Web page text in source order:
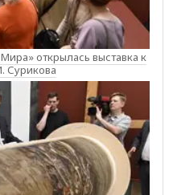
открылась выставка к
Сурикова